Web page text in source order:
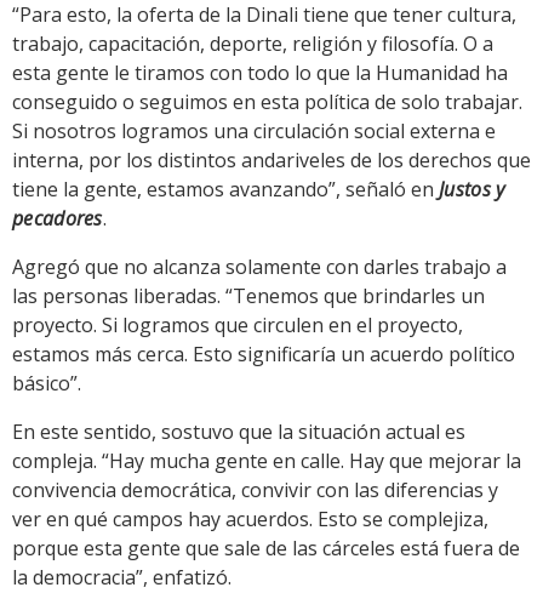
“Para esto, la oferta de la Dinali tiene que tener cultura,
trabajo, capacitación, deporte, religión y filosofía. O a
esta gente le tiramos con todo lo que la Humanidad ha
conseguido o seguimos en esta política de solo trabajar.
Si nosotros logramos una circulación social externa e
interna, por los distintos andariveles de los derechos que
tiene la gente, estamos avanzando”, señaló en Justos y
pecadores.
Agregó que no alcanza solamente con darles trabajo a
las personas liberadas. “Tenemos que brindarles un
proyecto. Si logramos que circulen en el proyecto,
estamos más cerca. Esto significaría un acuerdo político
básico”.
En este sentido, sostuvo que la situación actual es
compleja. “Hay mucha gente en calle. Hay que mejorar la
convivencia democrática, convivir con las diferencias y
ver en qué campos hay acuerdos. Esto se complejiza,
porque esta gente que sale de las cárceles está fuera de
la democracia”, enfatizó.